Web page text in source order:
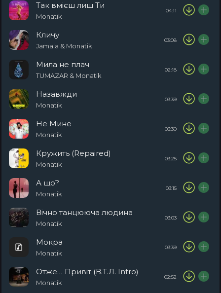
Так вмієш лиш Ти
Monatik
04:11
Кличу
Jamala & Monatik
03:08
Мила не плач
TUMAZAR & Monatik
02:18
Назавжди
Monatik
03:39
Не Мине
Monatik
03:30
Кружить (Repaired)
Monatik
03:25
А що?
Monatik
03:15
Вічно танцююча людина
Monatik
03:03
Мокра
Monatik
03:39
Отже… Привіт (В.Т.Л. Intro)
Monatik
02:52